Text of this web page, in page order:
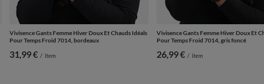
Vivisence Gants Femme Hiver Doux Et Chauds Idéals
Pour Temps Froid 7014, bordeaux
31,99 € / item
Vivisence Gants Femme Hiver Doux Et
Pour Temps Froid 7014, gris foncé
26,99 € / item